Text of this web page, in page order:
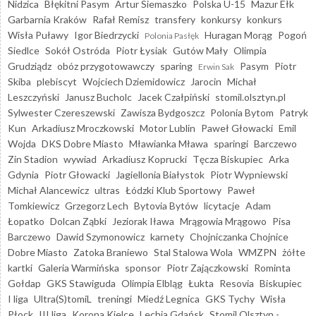
Nidzica Błękitni Pasym Artur Siemaszko Polska U-15 Mazur Ełk
Garbarnia Kraków Rafał Remisz transfery konkursy konkurs
Wisła Puławy Igor Biedrzycki Polonia Pasłęk Huragan Morąg Pogoń
Siedlce Sokół Ostróda Piotr Łysiak Gutów Mały Olimpia
Grudziądz obóz przygotowawczy sparing Erwin Sak Pasym Piotr
Skiba plebiscyt Wojciech Dziemidowicz Jarocin Michał
Leszczyński
Janusz Bucholc Jacek Czałpiński stomil.olsztyn.pl
Sylwester Czereszewski Zawisza Bydgoszcz Polonia Bytom Patryk
Kun Arkadiusz Mroczkowski Motor Lublin Paweł Głowacki Emil
Wojda DKS Dobre Miasto Mławianka Mława sparingi Barczewo
Zin Stadion wywiad Arkadiusz Koprucki Tęcza Biskupiec Arka
Gdynia Piotr Głowacki Jagiellonia Białystok Piotr Wypniewski
Michał Alancewicz ultras Łódzki Klub Sportowy Paweł
Tomkiewicz Grzegorz Lech Bytovia Bytów licytacje Adam
Łopatko Dolcan Ząbki Jeziorak Iława Mrągowia Mrągowo Pisa
Barczewo Dawid Szymonowicz karnety Chojniczanka Chojnice
Dobre Miasto Zatoka Braniewo Stal Stalowa Wola WMZPN żółte
kartki Galeria Warmińska sponsor Piotr Zajączkowski Rominta
Gołdap GKS Stawiguda Olimpia Elbląg Łukta Resovia Biskupiec
I liga Ultra(S)tomiL treningi Miedź Legnica GKS Tychy Wisła